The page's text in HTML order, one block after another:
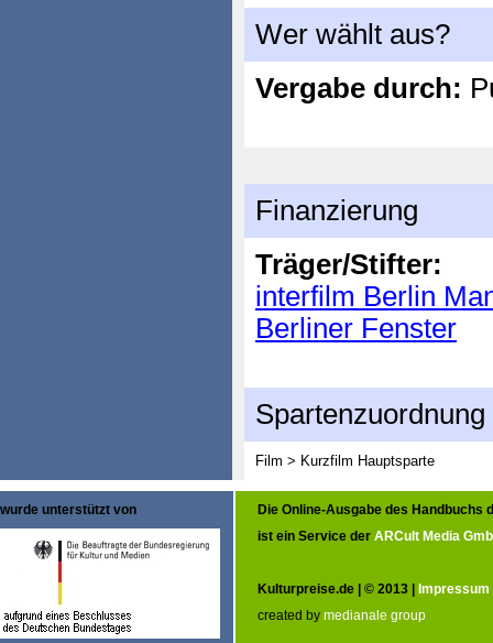
Wer wählt aus?
Vergabe durch:
Finanzierung
Träger/Stifter:
interfilm Berlin
Berliner Fenster
Spartenzuordnung
Film > Kurzfilm Hauptsparte
wurde unterstützt von
Die Online-Ausgabe des Handbuchs
ist ein Service der ARCult Media
Kulturpreise.de | © 2013 | Impressum
created by medianale group